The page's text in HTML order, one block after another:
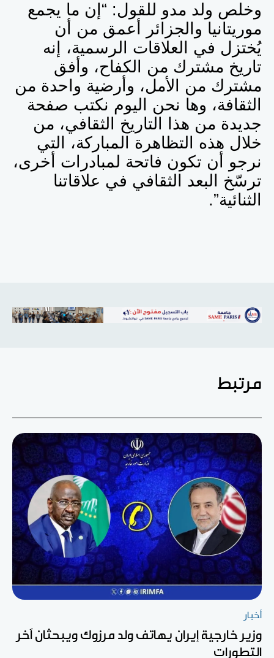
وخلص ولد مدو للقول: “ إن ما يجمع
موريتانيا والجزائر أعمق من أن
يُختزل في العلاقات الرسمية، إنه
تاريخ مشترك من الكفاح، وأفق
مشترك من الأمل، وأرضية واحدة من
الثقافة، وها نحن اليوم نكتب صفحة
جديدة من هذا التاريخ الثقافي، من
خلال هذه التظاهرة المباركة، التي
نرجو أن تكون فاتحة لمبادرات أخرى،
ترسّخ البعد الثقافي في علاقاتنا
الثنائية”.
مرتبط
أخبار
وزير خارجية إيران يهاتف ولد مرزوك ويبحثان آخر
التطورات